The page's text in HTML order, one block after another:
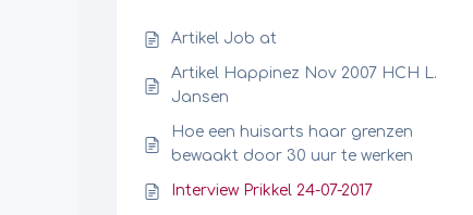
Artikel Job at
Artikel Happinez Nov 2007 HCH L.
Jansen
Hoe een huisarts haar grenzen
bewaakt door 30 uur te werken
Interview Prikkel 24-07-2017